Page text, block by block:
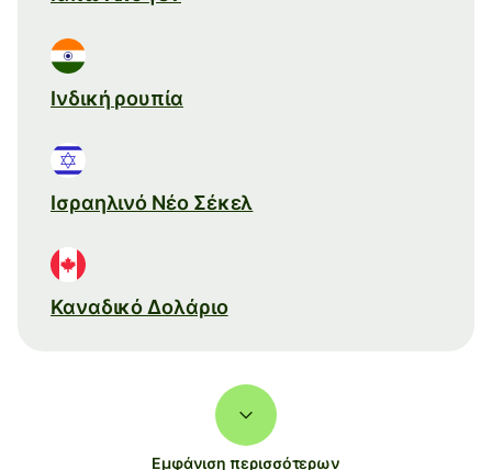
Ινδική ρουπία
Ισραηλινό Νέο Σέκελ
Καναδικό Δολάριο
Εμφάνιση περισσότερων